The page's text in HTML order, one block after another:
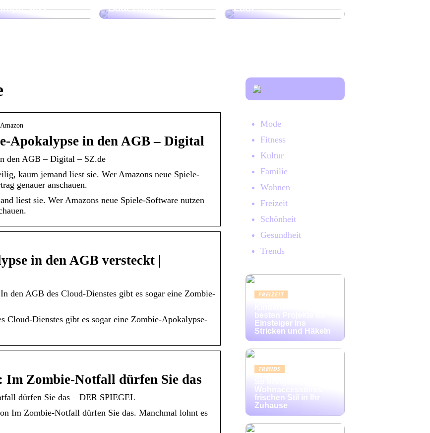
aus
Badezimmer
Lauf
Apokalypse in den AGB – Digital
den AGB – Digital – SZ.de
kaum jemand liest sie. Wer Amazons neue Spiele-
genauer anschauen.
liest sie. Wer Amazons neue Spiele-Software nutzen
in den AGB versteckt |
den AGB des Cloud-Dienstes gibt es sogar eine Zombie-
Cloud-Dienstes gibt es sogar eine Zombie-Apokalypse-
Im Zombie-Notfall dürfen Sie das
dürfen Sie das – DER SPIEGEL
Im Zombie-Notfall dürfen Sie das. Manchmal lohnt es
Mode
Fitness
Kultur
Familie
Wohnen
Freizeit
Schönheit
Gesundheit
Trends
FREIZEIT
besten Projekte für
Einsteiger ins
Stricken und Häkeln
TRENDS
Wohnaccessoires
frischen Stil in Ihr
Zuhause